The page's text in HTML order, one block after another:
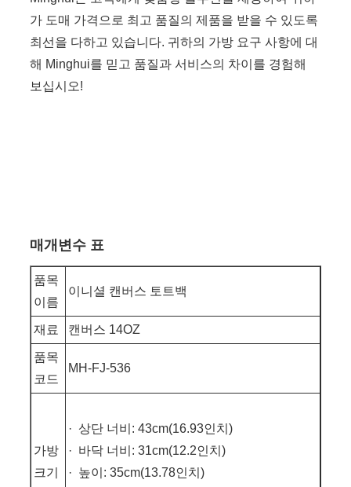
가 도매 가격으로 최고 품질의 제품을 받을 수 있도록
최선을 다하고 있습니다. 귀하의 가방 요구 사항에 대
해 Minghui를 믿고 품질과 서비스의 차이를 경험해
보십시오!
매개변수 표
품목
이름
이니셜 캔버스 토트백
재료 캔버스 14OZ
품목
코드
MH-FJ-536
가방
크기
· 상단 너비: 43cm(16.93인치)
· 바닥 너비: 31cm(12.2인치)
· 높이: 35cm(13.78인치)